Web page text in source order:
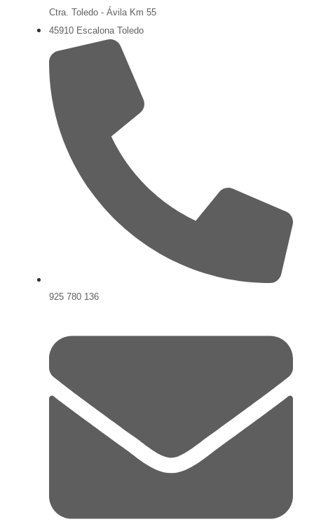
Ctra. Toledo - Ávila Km 55
45910 Escalona Toledo
925 780 136